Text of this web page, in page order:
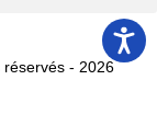
- 2026